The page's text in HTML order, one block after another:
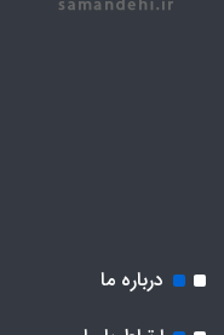
درباره ما